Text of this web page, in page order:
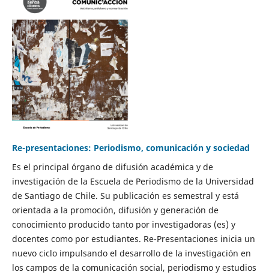
Re-presentaciones: Periodismo, comunicación y sociedad
Es el principal órgano de difusión académica y de
investigación de la Escuela de Periodismo de la Universidad
de Santiago de Chile. Su publicación es semestral y está
orientada a la promoción, difusión y generación de
conocimiento producido tanto por investigadoras (es) y
docentes como por estudiantes. Re-Presentaciones inicia un
nuevo ciclo impulsando el desarrollo de la investigación en
los campos de la comunicación social, periodismo y estudios